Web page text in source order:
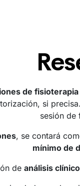
de
si
sesión de
, se contará
mínimo de
deanálisis